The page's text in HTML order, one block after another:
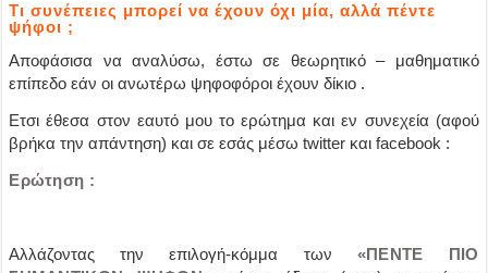
Τι συνέπειες μπορεί να έχουν όχι μία, αλλά πέντε
ψήφοι ;
Αποφάσισα να αναλύσω, έστω σε θεωρητικό – μαθηματικό
επίπεδο εάν οι ανωτέρω ψηφοφόροι έχουν δίκιο .
Ετσι έθεσα στον εαυτό μου το ερώτημα και εν συνεχεία (αφού
βρήκα την απάντηση) και σε εσάς μέσω twitter και facebook :
Ερώτηση :
Αλλάζοντας την επιλογή-κόμμα των «ΠΕΝΤΕ ΠΙΟ